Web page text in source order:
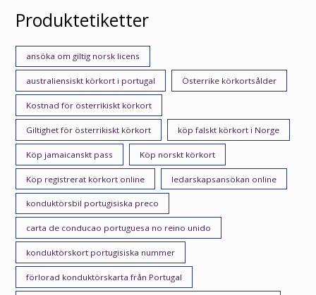
Produktetiketter
ansöka om giltig norsk licens
australiensiskt körkort i portugal Österrike körkortsålder
Kostnad för österrikiskt körkort
Giltighet för österrikiskt körkort köp falskt körkort i Norge
Köp jamaicanskt pass Köp norskt körkort
Köp registrerat körkort online ledarskapsansökan online
konduktörsbil portugisiska preco
carta de conducao portuguesa no reino unido
konduktörskort portugisiska nummer
förlorad konduktörskarta från Portugal